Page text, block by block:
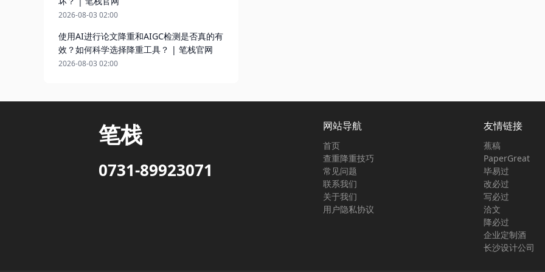
2026-08-03 02:00
使用AI进行论文降重和AIGC检测是否真的有
效？如何科学选择降重工具？ | 笔栈官网
2026-08-03 02:00
笔栈
0731-89923071
网站导航
首页
查重降重技巧
常见问题
联系我们
关于我们
用户隐私协议
友情链接
蕉稿
PaperGreat
毕易过
改必过
写必过
洽文
降必过
企业定制酒
长沙设计公司